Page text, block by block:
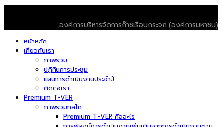
องค์การบริหารจัดการก๊าซเรือนกระจก (องค์การมหาชน)
หน้าหลัก
เกี่ยวกับเรา
ภาพรวม
ปฏิทินการประชุม
แผนการดำเนินงานประจำปี
ติดต่อเรา
Premium T-VER
ภาพรวมกลไก
Premium T-VER คืออะไร